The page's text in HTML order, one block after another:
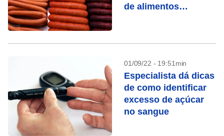
de alimentos
01/09/22 - 19:51min
Especialista dá dicas
de como identificar
excesso de açúcar
no sangue